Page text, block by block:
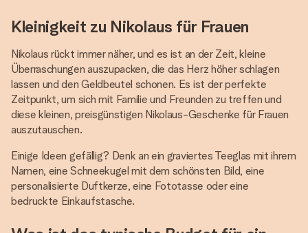
Kleinigkeit zu Nikolaus für Frauen
Nikolaus rückt immer näher, und es ist an der Zeit, kleine
Überraschungen auszupacken, die das Herz höher schlagen
lassen und den Geldbeutel schonen. Es ist der perfekte
Zeitpunkt, um sich mit Familie und Freunden zu treffen und
diese kleinen, preisgünstigen Nikolaus-Geschenke für Frauen
auszutauschen.
Einige Ideen gefällig? Denk an ein graviertes Teeglas mit ihrem
Namen, eine Schneekugel mit dem schönsten Bild, eine
personalisierte Duftkerze, eine Fototasse oder eine
bedruckte Einkaufstasche.